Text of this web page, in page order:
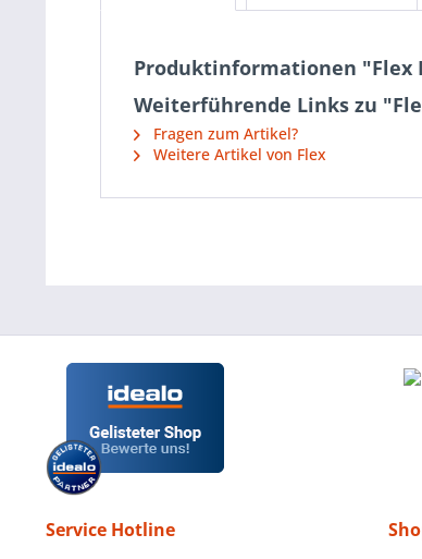
Produktinformationen "Flex
Weiterführende Links zu
Fragen zum Artikel?
Weitere Artikel von Flex
Service Hotline